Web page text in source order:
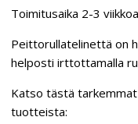
Toimitusaika 2-3
Peittorullatelinettä on
helposti irttottamalla
Katso tästä
tuotteista: